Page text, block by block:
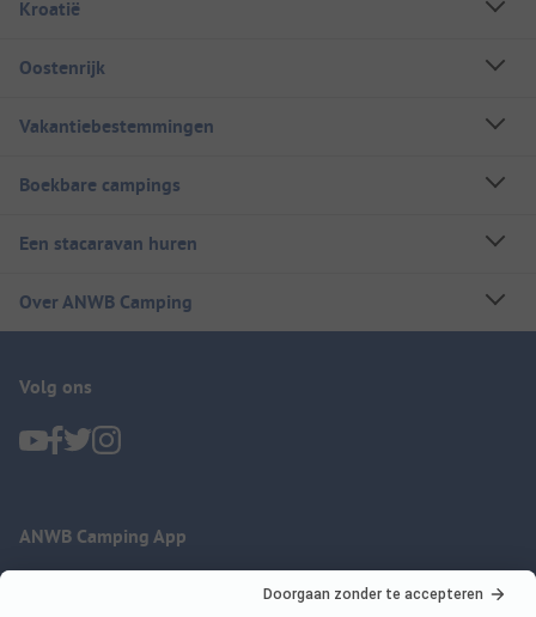
Kroatië
Oostenrijk
Vakantiebestemmingen
Boekbare campings
Een stacaravan huren
Over ANWB Camping
Volg ons
ANWB Camping App